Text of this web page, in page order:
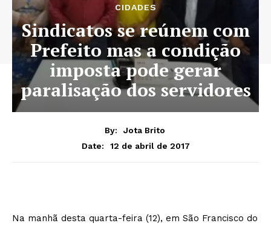
CIDADES
Sindicatos se reúnem com
Prefeito mas a condição
imposta pode gerar
paralisação dos servidores
By:
Jota Brito
Date:
12 de abril de 2017
Na manhã desta quarta-feira (12), em São Francisco do